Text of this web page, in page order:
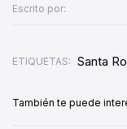
Escrito por:
ETIQUETAS: Santa
También te puede